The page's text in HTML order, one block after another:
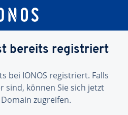
bereits registriert
bei IONOS registriert. Falls
sind, können Sie sich jetzt
zugreifen.